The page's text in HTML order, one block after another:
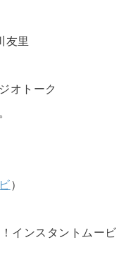
友里
オトーク
）
インスタントムービ